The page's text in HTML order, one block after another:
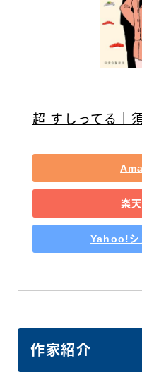
超 すしってる｜
楽
Yahoo!シ
作家紹介